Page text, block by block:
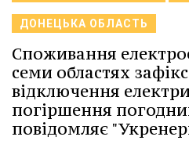
ДОНЕЦЬКА ОБЛАСТЬ
Споживання
семи областях
відключення
погіршення
повідомляє